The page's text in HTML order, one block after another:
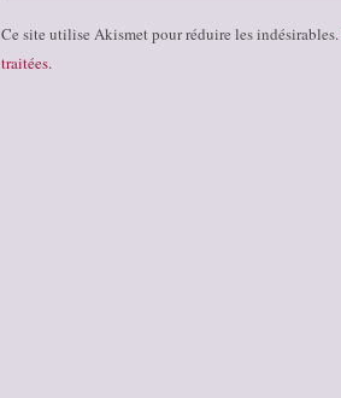
Ce site utilise Akismet pour réduire les indésirables.
traitées.